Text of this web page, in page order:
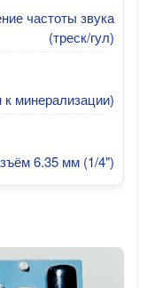
частоты звука
(треск/гул)
к минерализации)
6.35 мм (1/4")